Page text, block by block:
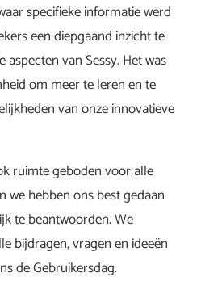
specifieke informatie werd
een diepgaand inzicht te
van Sessy. Het was
om meer te leren en te
van onze innovatieve
ruimte geboden voor alle
we hebben ons best gedaan
te beantwoorden. We
bijdragen, vragen en ideeën
de Gebruikersdag.